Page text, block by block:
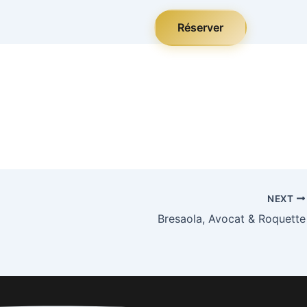
Réserver
NEXT
Bresaola, Avocat & Roquette